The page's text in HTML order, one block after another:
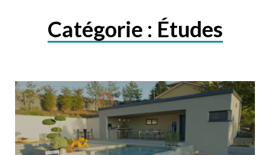
Catégorie : Études